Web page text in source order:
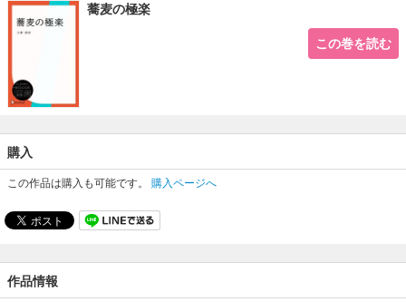
蕎麦の極楽
この巻を読む
購入
この作品は購入も可能です。 購入ページへ
作品情報